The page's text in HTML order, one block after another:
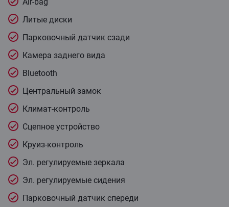
Литые диски
Парковочный датчик сзади
Камера заднего вида
Bluetooth
Центральный замок
Климат-контроль
Cцепное устройство
Круиз-контроль
Эл. регулируемые зеркала
Эл. регулируемые сидения
Парковочный датчик спереди